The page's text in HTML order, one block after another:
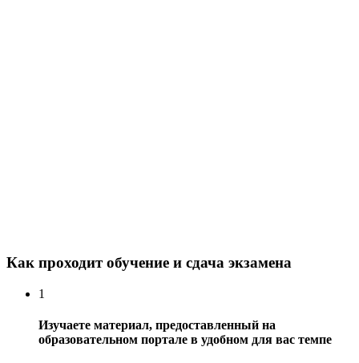
Как проходит обучение и сдача экзамена
1
Изучаете материал, предоставленный на
образовательном портале в удобном для вас темпе